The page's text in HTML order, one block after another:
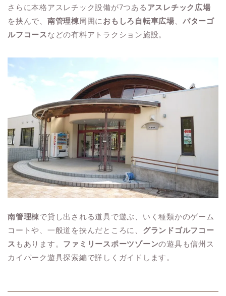
さらに本格アスレチック設備が7つある アスレチック広場
を挟んで、 南管理棟周囲に おもしろ自転車広場
パターゴ
ルフコースなどの有料アトラクション施設。
南管理棟で貸し出される道具で遊ぶ、いく種類かのゲーム
コートや、一般道を挟んだところに、 グランドゴルフコー
ス もあります。 ファミリースポーツゾーンの遊具も信州ス
カイパーク遊具探索編で詳しくガイドします。